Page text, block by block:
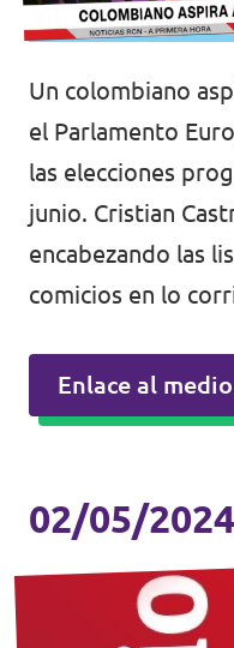
Un colombiano
el Parlamento
las elecciones
junio. Cristian
encabezando las
comicios en lo
Enlace al medio
02/05/